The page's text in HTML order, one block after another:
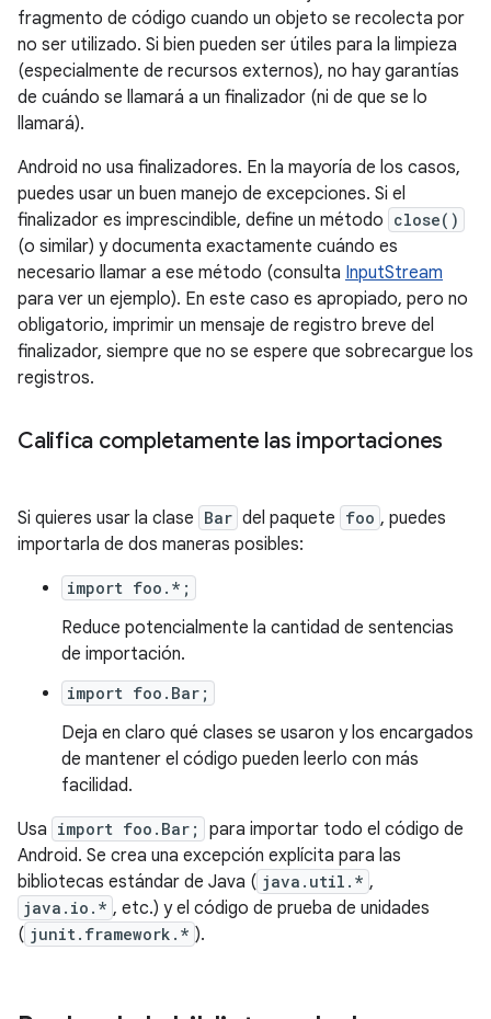
fragmento de código cuando un objeto se recolecta por
no ser utilizado. Si bien pueden ser útiles para la limpieza
(especialmente de recursos externos), no hay garantías
de cuándo se llamará a un finalizador (ni de que se lo
llamará).
Android no usa finalizadores. En la mayoría de los casos,
puedes usar un buen manejo de excepciones. Si el
finalizador es imprescindible, define un método close()
(o similar) y documenta exactamente cuándo es
necesario llamar a ese método (consulta InputStream
para ver un ejemplo). En este caso es apropiado, pero no
obligatorio, imprimir un mensaje de registro breve del
finalizador, siempre que no se espere que sobrecargue los
registros.
Califica completamente las importaciones
Si quieres usar la clase Bar del paquete foo , puedes
importarla de dos maneras posibles:
import foo.*;
Reduce potencialmente la cantidad de sentencias
de importación.
import foo.Bar;
Deja en claro qué clases se usaron y los encargados
de mantener el código pueden leerlo con más
facilidad.
Usa import foo.Bar;
para importar todo el código de
Android. Se crea una excepción explícita para las
bibliotecas estándar de Java ( java.util.* ,
java.io.* , etc.) y el código de prueba de unidades
( junit.framework.* ).